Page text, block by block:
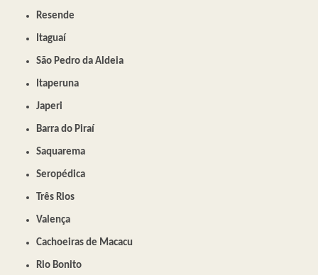
Resende
Itaguaí
São Pedro da Aldeia
Itaperuna
Japeri
Barra do Piraí
Saquarema
Seropédica
Três Rios
Valença
Cachoeiras de Macacu
Rio Bonito